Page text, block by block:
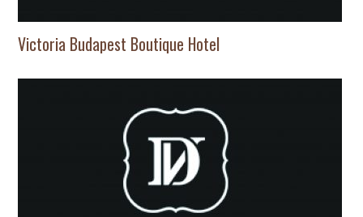
Victoria Budapest Boutique Hotel